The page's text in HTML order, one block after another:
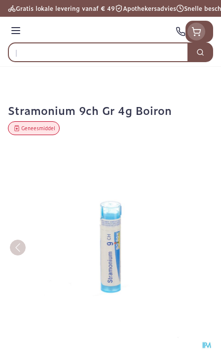
Ga naar de inhoud
Gratis lokale levering vanaf € 49 Apothekersadvies Snelle
Menu
Product, merk, categorie...
Zoek
Stramonium 9ch Gr 4g Boiron
Geneesmiddel